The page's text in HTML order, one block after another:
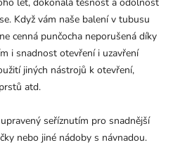
Když vám naše balení v tubusu
cenná punčocha neporušená díky
i snadnost otevření i uzavření
jiných nástrojů k otevření,
atd.
seříznutím pro snadnější
nebo jiné nádoby s návnadou.